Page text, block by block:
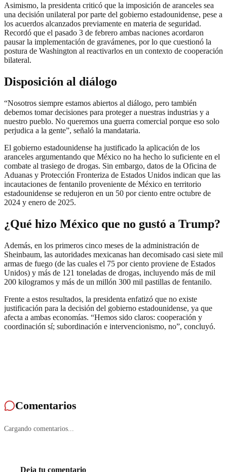
Asimismo, la presidenta criticó que la imposición de aranceles sea
una decisión unilateral por parte del gobierno estadounidense, pese a
los acuerdos alcanzados previamente en materia de seguridad.
Recordó que el pasado 3 de febrero ambas naciones acordaron
pausar la implementación de gravámenes, por lo que cuestionó la
postura de Washington al reactivarlos en un contexto de cooperación
bilateral.
Disposición al diálogo
“Nosotros siempre estamos abiertos al diálogo, pero también
debemos tomar decisiones para proteger a nuestras industrias y a
nuestro pueblo. No queremos una guerra comercial porque eso solo
perjudica a la gente”, señaló la mandataria.
El gobierno estadounidense ha justificado la aplicación de los
aranceles argumentando que México no ha hecho lo suficiente en el
combate al trasiego de drogas. Sin embargo, datos de la Oficina de
Aduanas y Protección Fronteriza de Estados Unidos indican que las
incautaciones de fentanilo proveniente de México en territorio
estadounidense se redujeron en un 50 por ciento entre octubre de
2024 y enero de 2025.
¿Qué hizo México que no gustó a Trump?
Además, en los primeros cinco meses de la administración de
Sheinbaum, las autoridades mexicanas han decomisado casi siete mil
armas de fuego (de las cuales el 75 por ciento proviene de Estados
Unidos) y más de 121 toneladas de drogas, incluyendo más de mil
200 kilogramos y más de un millón 300 mil pastillas de fentanilo.
Frente a estos resultados, la presidenta enfatizó que no existe
justificación para la decisión del gobierno estadounidense, ya que
afecta a ambas economías. “Hemos sido claros: cooperación y
coordinación sí; subordinación e intervencionismo, no”, concluyó.
Comentarios
Cargando comentarios...
Deja tu comentario